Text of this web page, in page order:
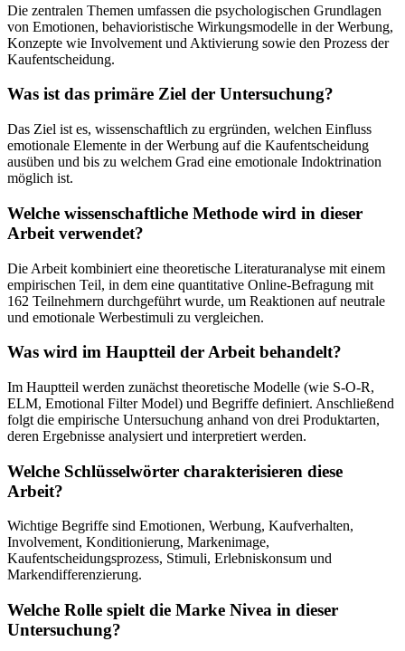
Die zentralen Themen umfassen die psychologischen Grundlagen
von Emotionen, behavioristische Wirkungsmodelle in der Werbung,
Konzepte wie Involvement und Aktivierung sowie den Prozess der
Kaufentscheidung.
Was ist das primäre Ziel der Untersuchung?
Das Ziel ist es, wissenschaftlich zu ergründen, welchen Einfluss
emotionale Elemente in der Werbung auf die Kaufentscheidung
ausüben und bis zu welchem Grad eine emotionale Indoktrination
möglich ist.
Welche wissenschaftliche Methode wird in dieser
Arbeit verwendet?
Die Arbeit kombiniert eine theoretische Literaturanalyse mit einem
empirischen Teil, in dem eine quantitative Online-Befragung mit
162 Teilnehmern durchgeführt wurde, um Reaktionen auf neutrale
und emotionale Werbestimuli zu vergleichen.
Was wird im Hauptteil der Arbeit behandelt?
Im Hauptteil werden zunächst theoretische Modelle (wie S-O-R,
ELM, Emotional Filter Model) und Begriffe definiert. Anschließend
folgt die empirische Untersuchung anhand von drei Produktarten,
deren Ergebnisse analysiert und interpretiert werden.
Welche Schlüsselwörter charakterisieren diese
Arbeit?
Wichtige Begriffe sind Emotionen, Werbung, Kaufverhalten,
Involvement, Konditionierung, Markenimage,
Kaufentscheidungsprozess, Stimuli, Erlebniskonsum und
Markendifferenzierung.
Welche Rolle spielt die Marke Nivea in dieser
Untersuchung?